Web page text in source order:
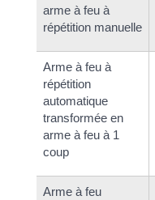
arme à feu à
répétition manuelle
Arme à feu à
répétition
automatique
transformée en
arme à feu à 1
coup
Arme à feu